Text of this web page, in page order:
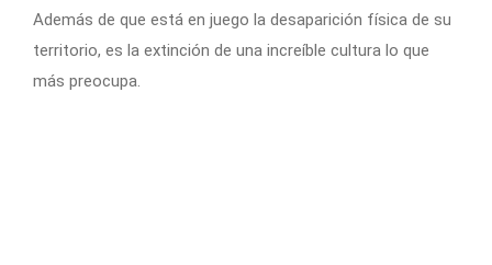
Además de que está en juego la desaparición física de su
territorio, es la extinción de una increíble cultura lo que
más preocupa.